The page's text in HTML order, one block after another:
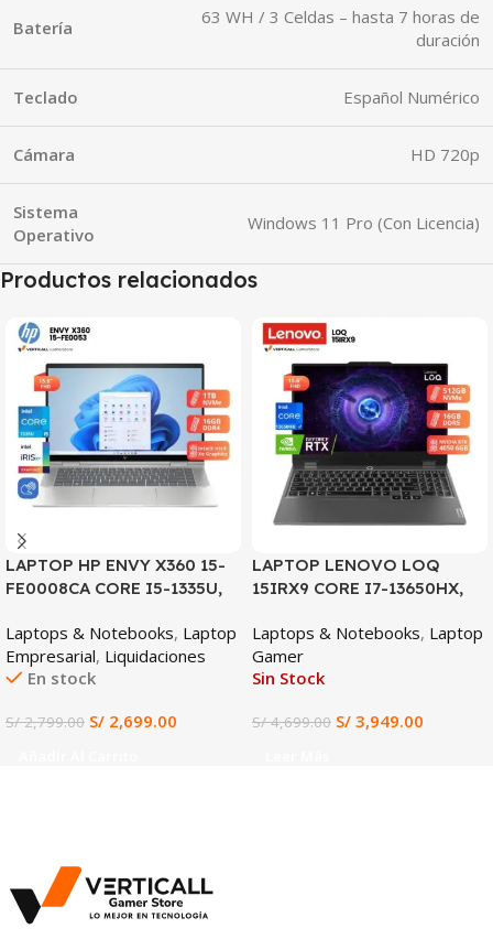
Batería
63 WH / 3 Celdas – hasta 7 horas de
duración
Teclado Español Numérico
Cámara HD 720p
Sistema
Operativo
Windows 11 Pro (Con Licencia)
Productos relacionados
SALE
LAPTOP HP ENVY X360 15-
FE0008CA CORE I5-1335U,
FHD
Laptops & Notebooks, Laptop
Empresarial, Liquidaciones
En stock
S/2,799.00 S/ 2,699.00
SALE
LAPTOP LENOVO LOQ
15IRX9 CORE I7-13650HX,
512GB SSD, 15.6″ FHD
Laptops & Notebooks, Laptop
Gamer
Sin Stock
S/4,699.00 S/ 3,949.00